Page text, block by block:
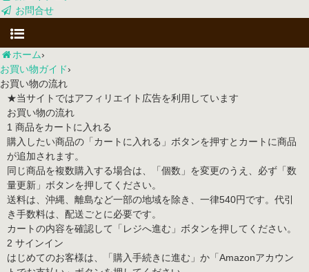
お問合せ
ホーム›
お買い物ガイド›
お買い物の流れ
★当サイトではアフィリエイト広告を利用しています
お買い物の流れ
1 商品をカートに入れる
購入したい商品の「カートに入れる」ボタンを押すとカートに商品
が追加されます。
同じ商品を複数購入する場合は、「個数」を変更のうえ、必ず「数
量更新」ボタンを押してください。
送料は、沖縄、離島など一部の地域を除き、一律540円です。 代引
き手数料は、配送ごとに必要です。
カートの内容を確認して「レジへ進む」ボタンを押してください。
2 サインイン
はじめてのお客様は、「購入手続きに進む」か「Amazonアカウン